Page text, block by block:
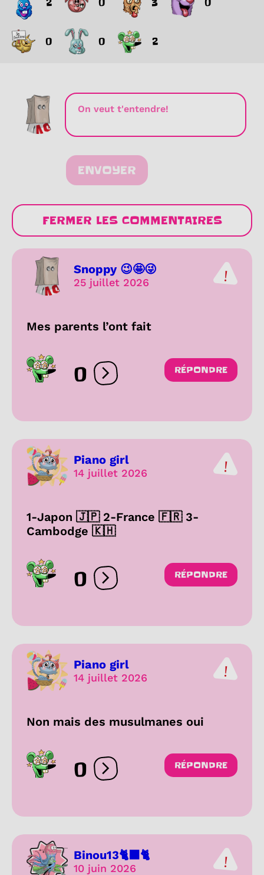
0 0 2
ENVOYER
FERMER LES COMMENTAIRES
Snoppy 😉🤩😜
25 juillet 2026
Mes parents l’ont fait
0 Ouvrir les réactions
RÉPONDRE
Piano girl
14 juillet 2026
1-Japon 🇯🇵 2-France 🇫🇷 3-
Cambodge 🇰🇭
0 Ouvrir les réactions
RÉPONDRE
Piano girl
14 juillet 2026
Non mais des musulmanes oui
0 Ouvrir les réactions
RÉPONDRE
Binou13🐈‍⬛🐈
10 juin 2026